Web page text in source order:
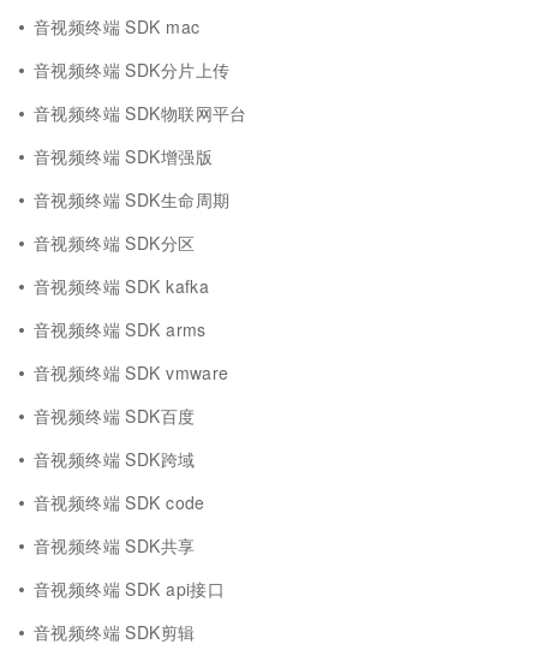
音视频终端 SDK mac
音视频终端 SDK分片上传
音视频终端 SDK物联网平台
音视频终端 SDK增强版
音视频终端 SDK生命周期
音视频终端 SDK分区
音视频终端 SDK kafka
音视频终端 SDK arms
音视频终端 SDK vmware
音视频终端 SDK百度
音视频终端 SDK跨域
音视频终端 SDK code
音视频终端 SDK共享
音视频终端 SDK api接口
音视频终端 SDK剪辑